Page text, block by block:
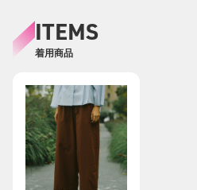
ITEMS
着用商品